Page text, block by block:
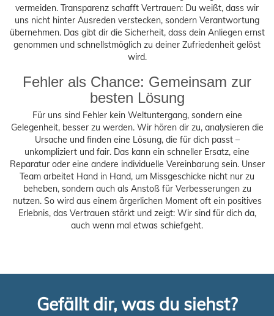
vermeiden. Transparenz schafft Vertrauen: Du weißt, dass wir
uns nicht hinter Ausreden verstecken, sondern Verantwortung
übernehmen. Das gibt dir die Sicherheit, dass dein Anliegen ernst
genommen und schnellstmöglich zu deiner Zufriedenheit gelöst
wird.
Fehler als Chance: Gemeinsam zur
besten Lösung
Für uns sind Fehler kein Weltuntergang, sondern eine
Gelegenheit, besser zu werden. Wir hören dir zu, analysieren die
Ursache und finden eine Lösung, die für dich passt –
unkompliziert und fair. Das kann ein schneller Ersatz, eine
Reparatur oder eine andere individuelle Vereinbarung sein. Unser
Team arbeitet Hand in Hand, um Missgeschicke nicht nur zu
beheben, sondern auch als Anstoß für Verbesserungen zu
nutzen. So wird aus einem ärgerlichen Moment oft ein positives
Erlebnis, das Vertrauen stärkt und zeigt: Wir sind für dich da,
auch wenn mal etwas schiefgeht.
Gefällt dir, was du siehst?